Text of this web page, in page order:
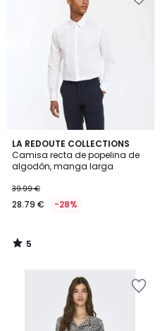
LA REDOUTE COLLECTIONS
Camisa recta de popelina de
algodón, manga larga
39.99 €
28.79 € -28%
5
/
5
5
/